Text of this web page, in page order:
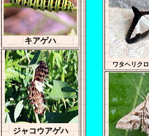
キアゲハ
ジャコウアゲハ
ワタヘリク